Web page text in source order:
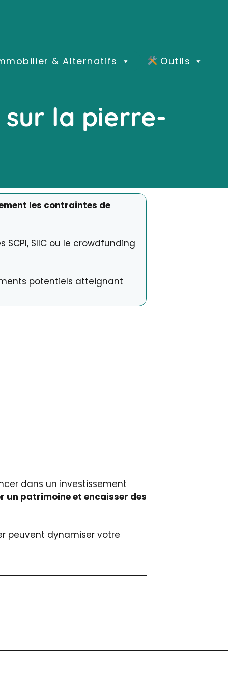
& Alternatifs
Outils
la pierre-
les contraintes de
SIIC ou le crowdfunding
potentiels atteignant
dans un investissement
un patrimoine et encaisser des
peuvent dynamiser votre